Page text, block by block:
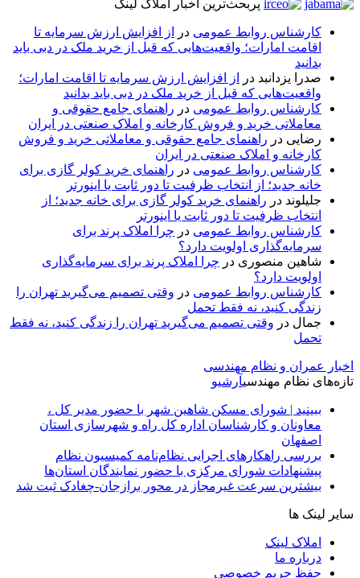
پربحث‌ترین اخبار املاک لینک
کارشناس روابط عمومی در
از افزایش ارزش سرمایه تا
اقامت امارات؛ واقعیت‌هایی که قبل از خرید ملک در دبی باید
بدانید
صدرا یزدانبد در
از افزایش ارزش سرمایه تا اقامت امارات؛
واقعیت‌هایی که قبل از خرید ملک در دبی باید بدانید
کارشناس روابط عمومی در راهنمای جامع حقوقی و
معاملاتی خرید و فروش کارخانه و املاک صنعتی در ایران
رضایی در راهنمای جامع حقوقی و معاملاتی خرید و فروش
کارخانه و املاک صنعتی در ایران
کارشناس روابط عمومی در راهنمای خرید کولر گازی برای
خانه جدید؛ از انتخاب ظرفیت تا دور ثابت یا اینورتر
جلیلوند در راهنمای خرید کولر گازی برای خانه جدید؛ از
انتخاب ظرفیت تا دور ثابت یا اینورتر
کارشناس روابط عمومی در چرا املاک پرند برای
سرمایه‌گذاری اولویت دارد؟
شاهین منصوری در چرا املاک پرند برای سرمایه‌گذاری
اولویت دارد؟
کارشناس روابط عمومی در وقتی تصمیم می‌گیرید تهران را
زندگی کنید، نه فقط تحمل
جمال در وقتی تصمیم می‌گیرید تهران را زندگی کنید، نه فقط
تحمل
اخبار عمران و نظام مهندسی
تازه‌های نظام مهندسیآرشیو
ببینید | شورای مسکن شاهین شهر با حضور مدیر کل ،
معاونان و کارشناسان اداره کل راه و شهرسازی استان
اصفهان
بررسی راهکارهای اجرایی نظام‌نامه کمیسیون نظام
پیشنهادات شورای مرکزی با حضور نمایندگان استان‌ها
بیشترین سرعت غیرمجاز در محور برازجان-چغادک ثبت شد
سایر لینک ها
املاک لینک
درباره ما
حفظ حریم خصوصی